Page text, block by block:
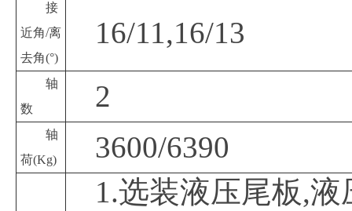
接
近角/离
去角(°)
16/11,16/13
轴
数
2
轴
荷(Kg) 3600/6390
1.选装液压尾板,液